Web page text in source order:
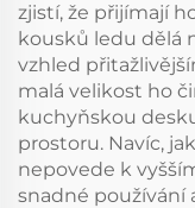
zjistí, že přijímají
kousků ledu dělá
vzhled
malá velikost ho
kuchyňskou
prostoru. Navíc,
nepovede k
snadné používání